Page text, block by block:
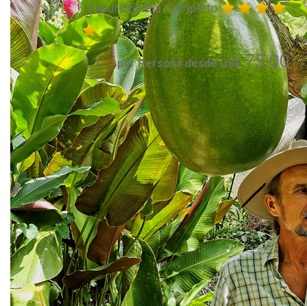
Excursión Día Completo
por Persona desde US$75.00